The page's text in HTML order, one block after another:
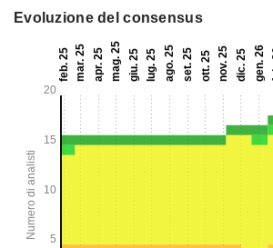
Evoluzione del consensus